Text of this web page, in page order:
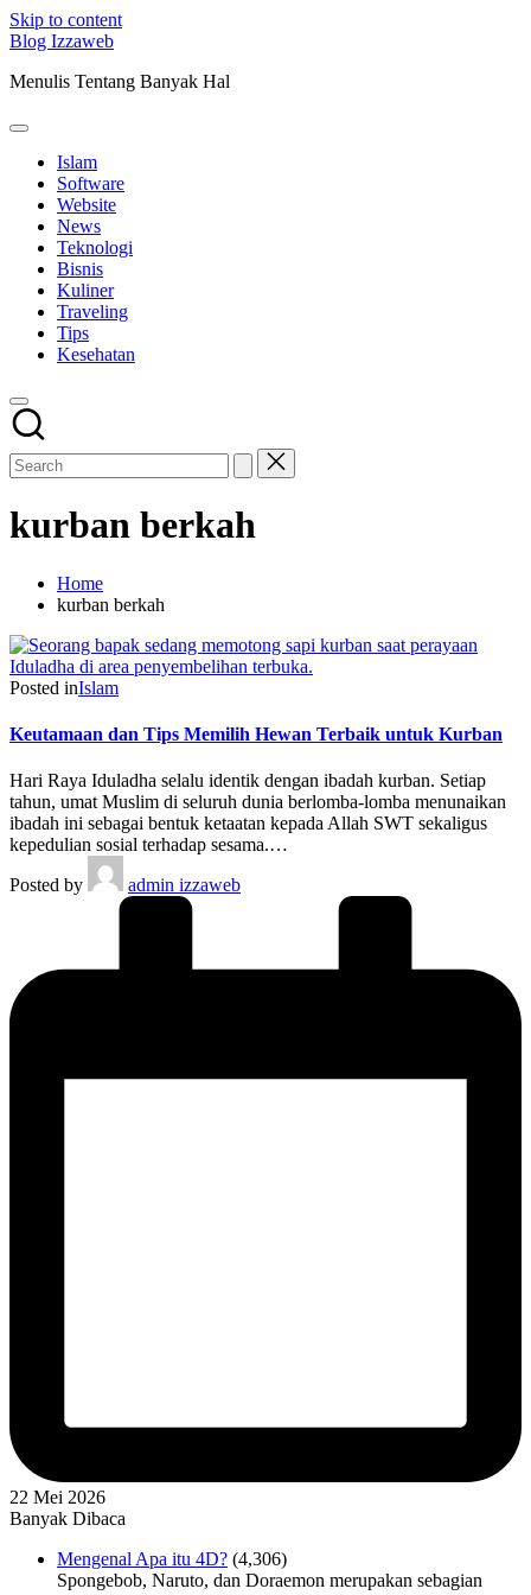
Skip to content
Blog Izzaweb
Menulis Tentang Banyak Hal
Islam
Software
Website
News
Teknologi
Bisnis
Kuliner
Traveling
Tips
Kesehatan
kurban berkah
Home
kurban berkah
Posted inIslam
Keutamaan dan Tips Memilih Hewan Terbaik untuk Kurban
Hari Raya Iduladha selalu identik dengan ibadah kurban. Setiap
tahun, umat Muslim di seluruh dunia berlomba-lomba menunaikan
ibadah ini sebagai bentuk ketaatan kepada Allah SWT sekaligus
kepedulian sosial terhadap sesama.…
Posted by
admin izzaweb
22 Mei 2026
Banyak Dibaca
Mengenal Apa itu 4D? (4,306)
Spongebob, Naruto, dan Doraemon merupakan sebagian